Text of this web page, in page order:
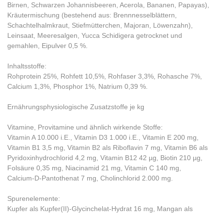
Birnen, Schwarzen Johannisbeeren, Acerola, Bananen, Papayas),
Kräutermischung (bestehend aus: Brennnesselblättern,
Schachtelhalmkraut, Stiefmütterchen, Majoran, Löwenzahn),
Leinsaat, Meeresalgen, Yucca Schidigera getrocknet und
gemahlen, Eipulver 0,5 %.
Inhaltsstoffe:
Rohprotein 25%, Rohfett 10,5%, Rohfaser 3,3%, Rohasche 7%,
Calcium 1,3%, Phosphor 1%, Natrium 0,39 %.
Ernährungsphysiologische Zusatzstoffe je kg
Vitamine, Provitamine und ähnlich wirkende Stoffe:
Vitamin A 10.000 i.E., Vitamin D3 1.000 i.E., Vitamin E 200 mg,
Vitamin B1 3,5 mg, Vitamin B2 als Riboflavin 7 mg, Vitamin B6 als
Pyridoxinhydrochlorid 4,2 mg, Vitamin B12 42 µg, Biotin 210 µg,
Folsäure 0,35 mg, Niacinamid 21 mg, Vitamin C 140 mg,
Calcium-D-Pantothenat 7 mg, Cholinchlorid 2.000 mg.
Spurenelemente:
Kupfer als Kupfer(II)-Glycinchelat-Hydrat 16 mg, Mangan als